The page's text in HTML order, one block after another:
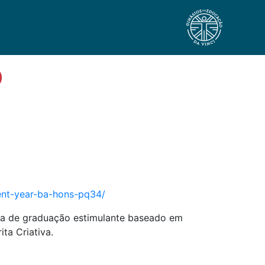
year-ba-hons-pq34/
de graduação estimulante baseado em
Criativa.